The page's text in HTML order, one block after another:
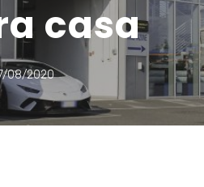
casa
08/2020